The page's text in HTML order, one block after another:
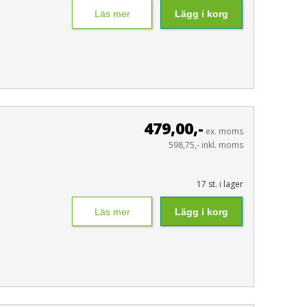
Läs mer Lägg i korg
479,00,- ex. moms
598,75,- inkl. moms
17 st. i lager
Läs mer Lägg i korg